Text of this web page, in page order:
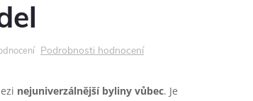
Podrobnosti hodnocení
nejuniverzálnější byliny vůbec. Je